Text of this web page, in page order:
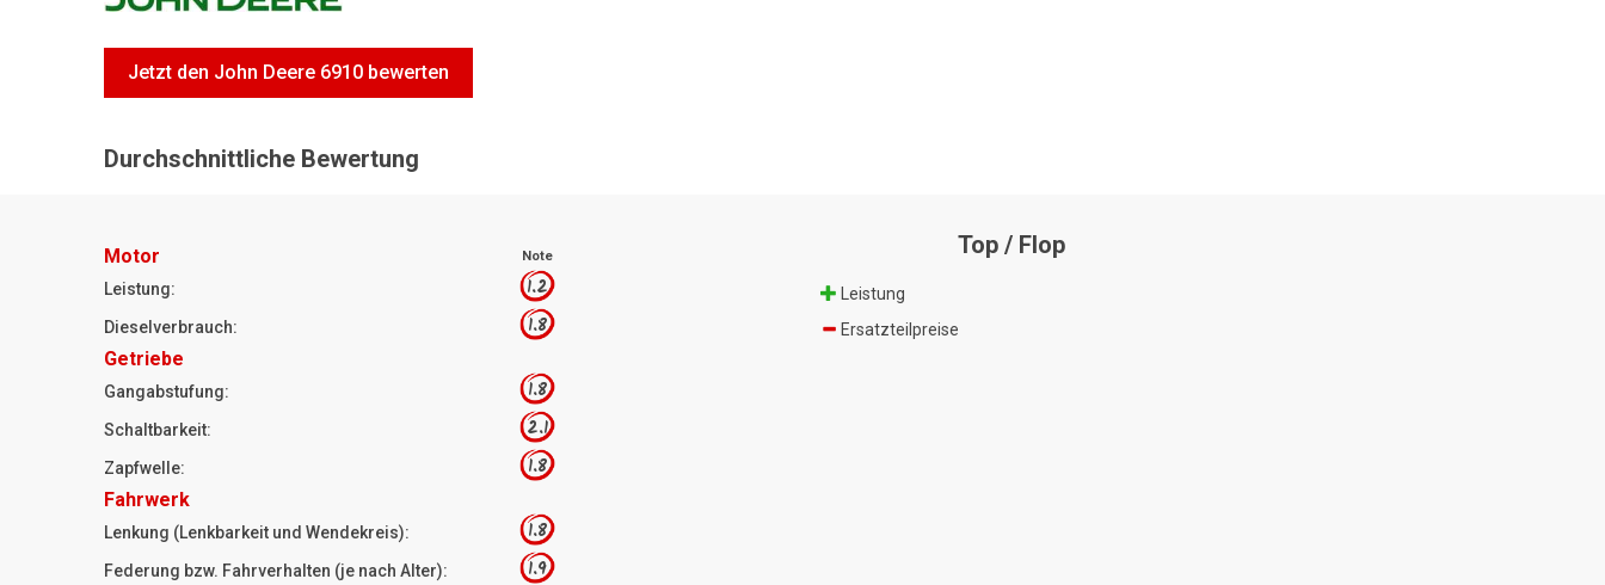
Jetzt den John Deere 6910 bewerten
Durchschnittliche Bewertung
Motor Note
Leistung: 1.2
Dieselverbrauch: 1.8
Getriebe
Gangabstufung: 1.8
Schaltbarkeit: 2.1
Zapfwelle: 1.8
Fahrwerk
Lenkung (Lenkbarkeit und Wendekreis): 1.8
Federung bzw. Fahrverhalten (je nach Alter): 1.9
Top / Flop
Leistung
Ersatzteilpreise